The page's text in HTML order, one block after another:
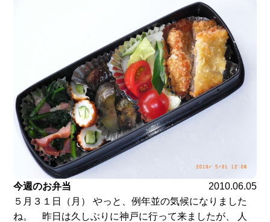
今週のお弁当
2010.06.05
５月３１日（月） やっと、例年並の気候になりました
ね。 昨日は久しぶりに神戸に行って来ましたが、 人